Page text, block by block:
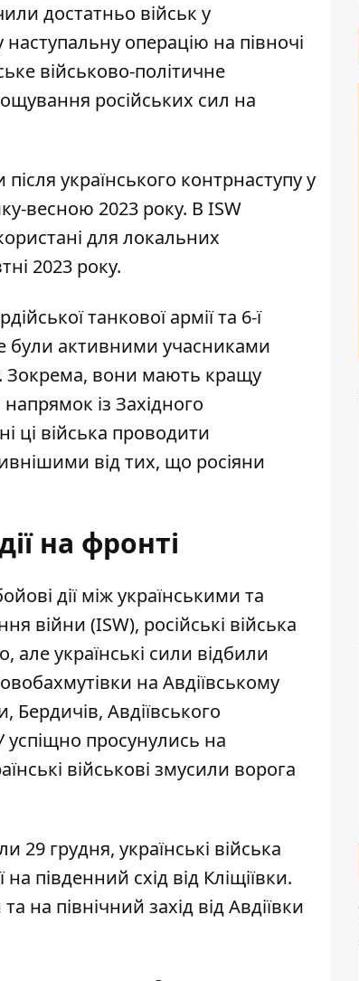
достатньо військ у
операцію на півночі
військово-політичне
російських сил на
українського контрнаступу у
весною 2023 року. В ISW
для локальних
2023 року.
танкової армії та 6-ї
були активними учасниками
Зокрема, вони мають кращу
із Західного
ці війська проводити
від тих, що росіяни
на фронті
дії між українськими та
війни (ISW), російські війська
, але українські сили відбили
на Авдіївському
Бердичів, Авдіївського
успіщно просунулись на
військові змусили ворога
29 грудня, українські війська
південний схід від Кліщіївки.
на північний захід від Авдіївки